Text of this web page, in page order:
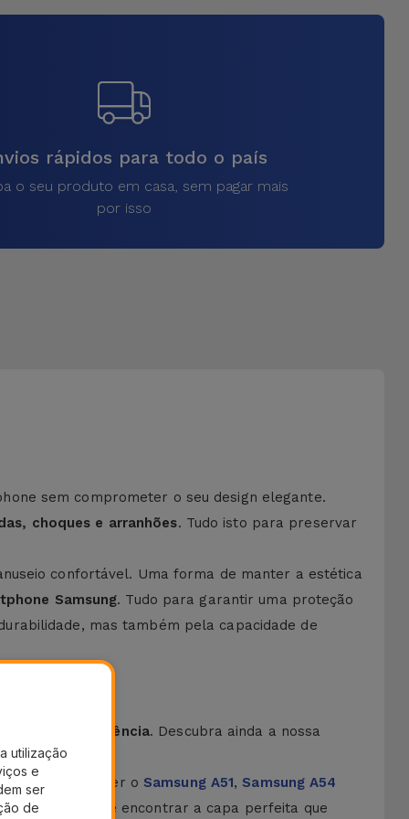
rápidos para todo o país
o seu produto em casa, sem pagar mais
por isso
sem comprometer o seu design elegante.
choques e arranhões. Tudo isto para preservar
confortável. Uma forma de manter a estética
Samsung. Tudo para garantir uma proteção
mas também pela capacidade de
total transparência. Descubra ainda a nossa
, sem esquecer o Samsung A51, Samsung A54
aqui pode encontrar a capa perfeita que
utilização
e
ser
de